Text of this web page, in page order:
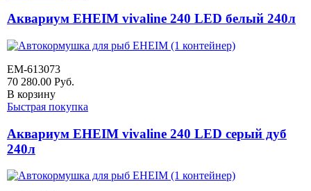
Аквариум EHEIM vivaline 240 LED белый 240л
EM-613073
70 280.00 Руб.
В корзину
Быстрая покупка
Аквариум EHEIM vivaline 240 LED серый дуб
240л